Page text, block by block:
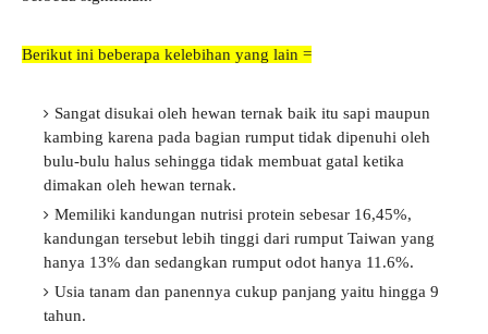
Berikut ini beberapa kelebihan yang lain =
Sangat disukai oleh hewan ternak baik itu sapi maupun
kambing karena pada bagian rumput tidak dipenuhi oleh
bulu-bulu halus sehingga tidak membuat gatal ketika
dimakan oleh hewan ternak.
Memiliki kandungan nutrisi protein sebesar 16,45%,
kandungan tersebut lebih tinggi dari rumput Taiwan yang
hanya 13% dan sedangkan rumput odot hanya 11.6%.
Usia tanam dan panennya cukup panjang yaitu hingga 9
tahun.